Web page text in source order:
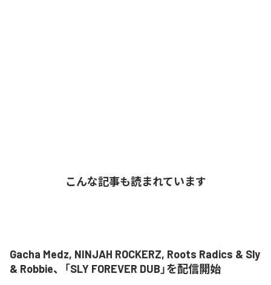
こんな記事も読まれています
Gacha Medz, NINJAH ROCKERZ, Roots Radics & Sly
& Robbie、「SLY FOREVER DUB」を配信開始